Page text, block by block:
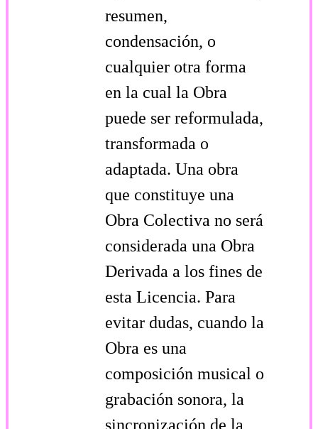
resumen,
condensación, o
cualquier otra forma
en la cual la Obra
puede ser reformulada,
transformada o
adaptada. Una obra
que constituye una
Obra Colectiva no será
considerada una Obra
Derivada a los fines de
esta Licencia. Para
evitar dudas, cuando la
Obra es una
composición musical o
grabación sonora, la
sincronización de la